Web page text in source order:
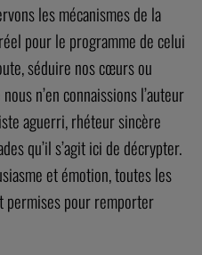
les mécanismes de la
pour le programme de celui
séduire nos cœurs ou
n’en connaissions l’auteur
aguerri, rhéteur sincère
qu’il s’agit ici de décrypter.
et émotion, toutes les
permises pour remporter